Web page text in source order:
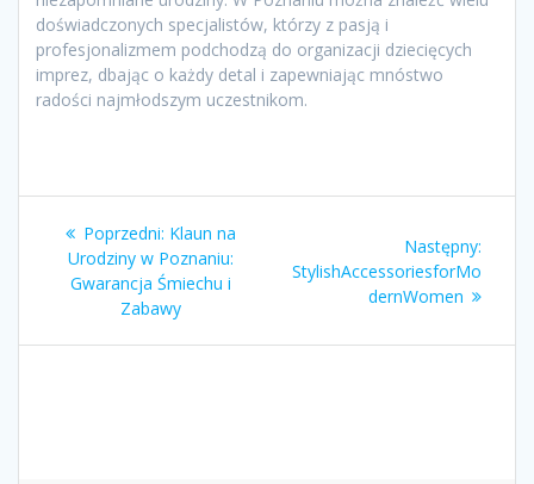
doświadczonych specjalistów, którzy z pasją i
profesjonalizmem podchodzą do organizacji dziecięcych
imprez, dbając o każdy detal i zapewniając mnóstwo
radości najmłodszym uczestnikom.
Nawigacja
wpisu
Poprzedni: Poprzedni
wpis:
Klaun na
Urodziny w Poznaniu:
Gwarancja Śmiechu i
Zabawy
Następny:
StylishAccessoriesforMo
dernWomen